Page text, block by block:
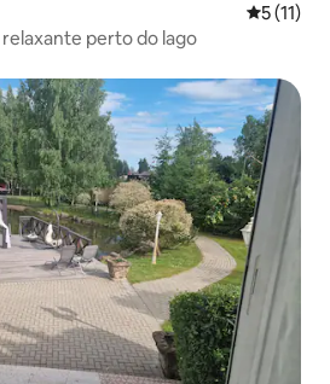
5 de uma
5 (11)
relaxante perto do lago